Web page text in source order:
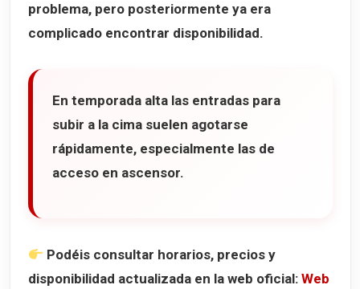
problema, pero posteriormente ya era
complicado encontrar disponibilidad.
En temporada alta las entradas para
subir a la cima suelen agotarse
rápidamente, especialmente las de
acceso en ascensor.
Podéis consultar horarios, precios y
disponibilidad actualizada en la web oficial: Web